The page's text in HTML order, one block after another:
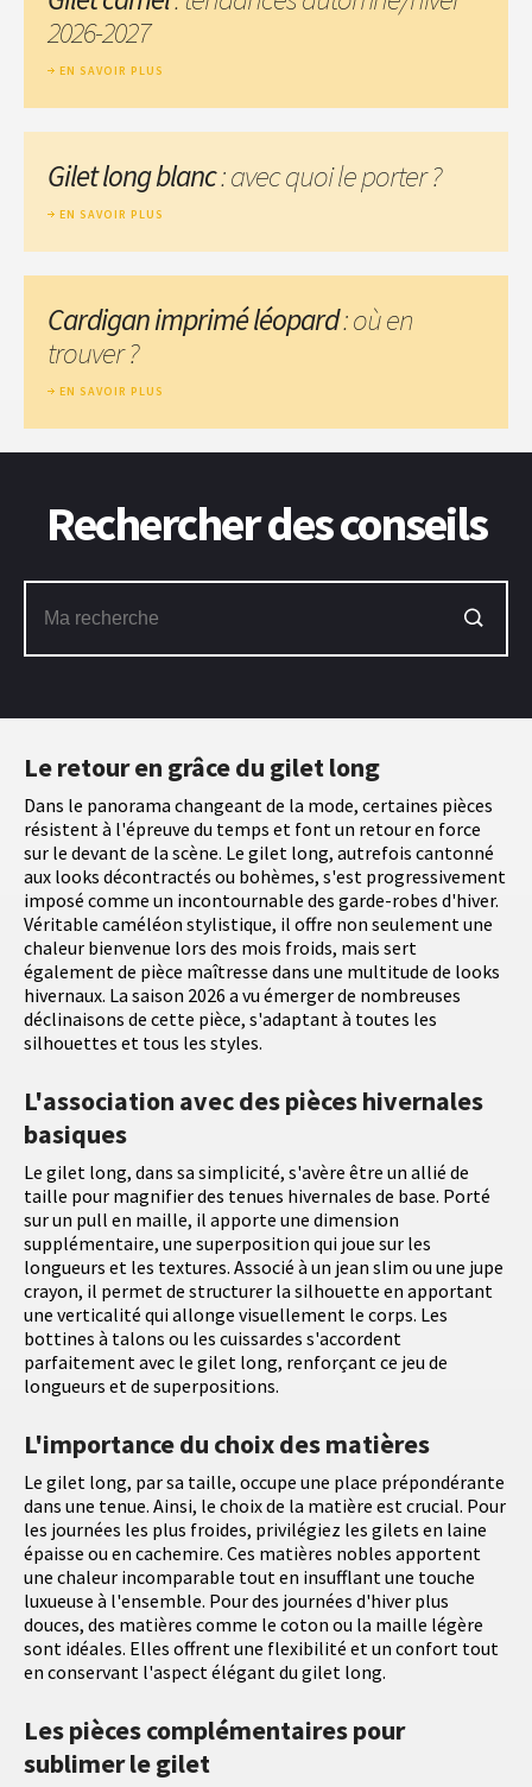
Le retour en grâce du gilet long
Dans le panorama changeant de la mode, certaines pièces
résistent à l'épreuve du temps et font un retour en force
sur le devant de la scène. Le gilet long, autrefois cantonné
aux looks décontractés ou bohèmes, s'est progressivement
imposé comme un incontournable des garde-robes d'hiver.
Véritable caméléon stylistique, il offre non seulement une
chaleur bienvenue lors des mois froids, mais sert
également de pièce maîtresse dans une multitude de looks
hivernaux. La saison 2026 a vu émerger de nombreuses
déclinaisons de cette pièce, s'adaptant à toutes les
silhouettes et tous les styles.
L'association avec des pièces hivernales
basiques
Le gilet long, dans sa simplicité, s'avère être un allié de
taille pour magnifier des tenues hivernales de base. Porté
sur un pull en maille, il apporte une dimension
supplémentaire, une superposition qui joue sur les
longueurs et les textures. Associé à un jean slim ou une jupe
crayon, il permet de structurer la silhouette en apportant
une verticalité qui allonge visuellement le corps. Les
bottines à talons ou les cuissardes s'accordent
parfaitement avec le gilet long, renforçant ce jeu de
longueurs et de superpositions.
L'importance du choix des matières
Le gilet long, par sa taille, occupe une place prépondérante
dans une tenue. Ainsi, le choix de la matière est crucial. Pour
les journées les plus froides, privilégiez les gilets en laine
épaisse ou en cachemire. Ces matières nobles apportent
une chaleur incomparable tout en insufflant une touche
luxueuse à l'ensemble. Pour des journées d'hiver plus
douces, des matières comme le coton ou la maille légère
sont idéales. Elles offrent une flexibilité et un confort tout
en conservant l'aspect élégant du gilet long.
Les pièces complémentaires pour
sublimer le gilet
2026-2027
EN SAVOIR PLUS
Gilet long blanc: avec quoi le porter ?
EN SAVOIR PLUS
Cardigan imprimé léopard: où en
trouver ?
EN SAVOIR PLUS
Rechercher des conseils